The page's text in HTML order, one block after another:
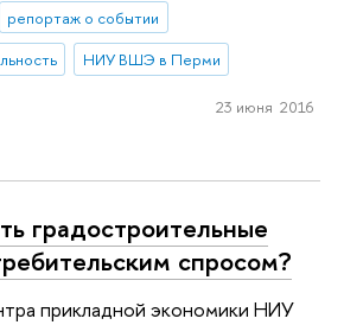
репортаж о событии
НИУ ВШЭ в Перми
23 июня 2016
градостроительные
спросом?
прикладной экономики НИУ